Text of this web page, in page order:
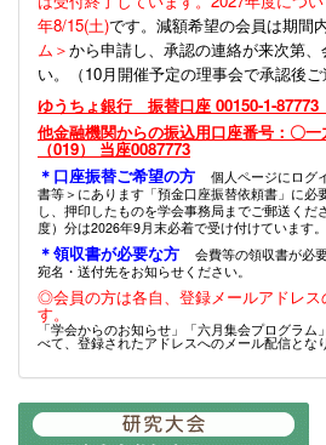
年8/15(土)です。減額希望の会員は期間
ム＞から申請し、承認の連絡が来次第
い。（10月開催予定の理事会で承認後ご
ゆうちょ銀行 振替口座 00150-1-
他金融機関からの振込用口座番号：〇
（019） 当座0087773
＊口座振替ご希望の方
個人ページにログ
書等＞にあります「預金口座振替依頼書」に必
し、押印したものを学会事務局までご郵送くだ
度）分は2026年9月末必着で受け付けています。
＊領収書が必要な方
会費等の領収書が必
宛名・送付先をお知らせください。
◎会員の方は各自、登録メールアドレス
す。
「学会からのお知らせ」「六月集会プログラ
べて、登録されたアドレスへのメール配信とな